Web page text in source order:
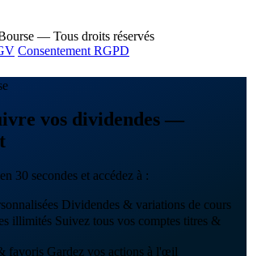
— Tous droits réservés
Consentement RGPD
vos dividendes —
30 secondes et accédez à :
Dividendes & variations de cours
illimités Suivez tous vos comptes titres &
favoris Gardez vos actions à l'œil